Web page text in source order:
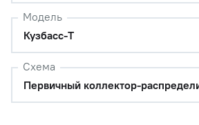
Модель
Кузбасс-Т
Схема
Первичный коллектор-